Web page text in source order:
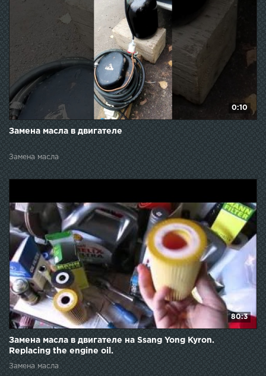
0:10
Замена масла в двигателе
Замена масла
80:3
Замена масла в двигателе на Ssang Yong Kyron.
Replacing the engine oil.
Замена масла